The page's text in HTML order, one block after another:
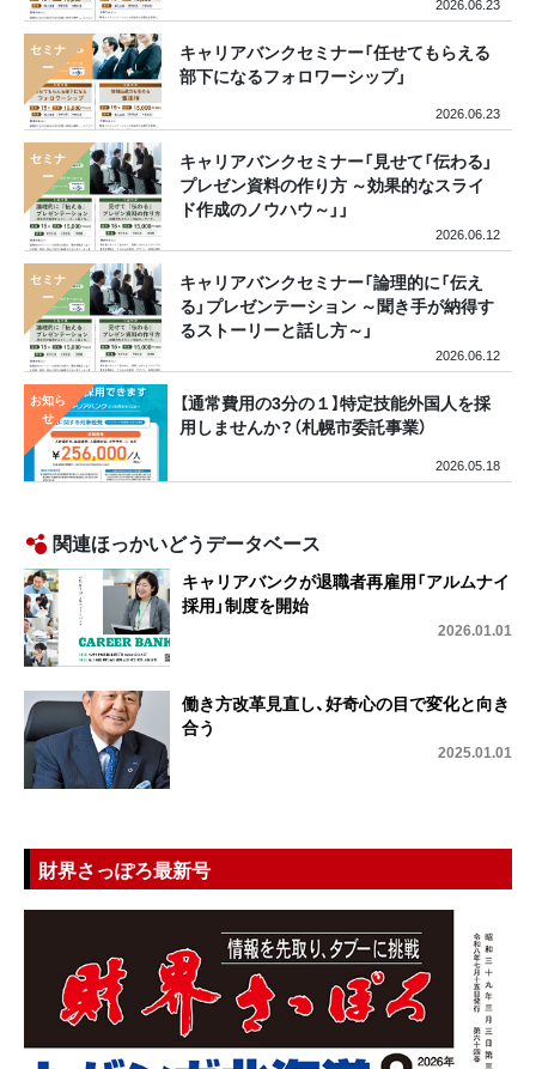
キャリアバンクセミナー「任せてもらえる
部下になるフォロワーシップ」
2026.06.23
キャリアバンクセミナー「見せて「伝わる」
プレゼン資料の作り方 ～効果的なスライ
ド作成のノウハウ～」」
2026.06.12
キャリアバンクセミナー「論理的に「伝え
る」プレゼンテーション ～聞き手が納得す
るストーリーと話し方～」
2026.06.12
【通常費用の3分の１】特定技能外国人を採
用しませんか？（札幌市委託事業）
2026.05.18
関連ほっかいどうデータベース
キャリアバンクが退職者再雇用「アルムナイ
採用」制度を開始
2026.01.01
働き方改革見直し、好奇心の目で変化と向き
合う
2025.01.01
財界さっぽろ最新号